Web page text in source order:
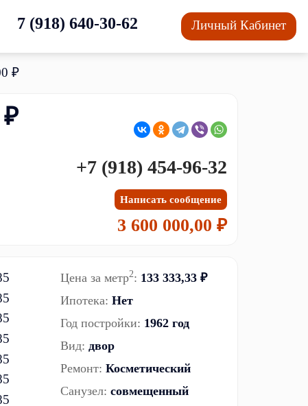
7 (918) 640-30-62 Личный Кабинет
₽
₽
+7 (918) 454-96-32
Написать сообщение
3 600 000,00 ₽
Цена за метр2: 133 333,33 ₽
Ипотека: Нет
Год постройки: 1962 год
Вид: двор
Ремонт: Косметический
Санузел: совмещенный